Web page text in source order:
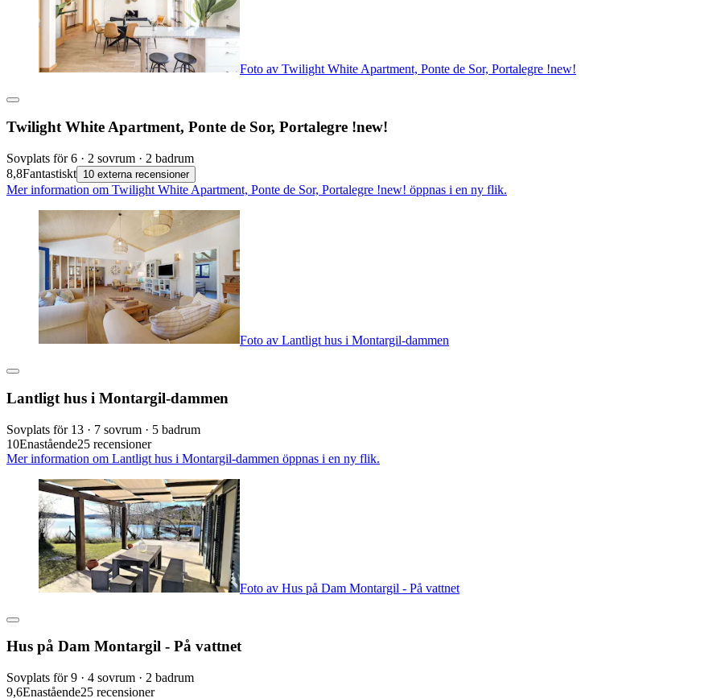
Foto av Twilight White Apartment, Ponte de Sor, Portalegre !new!
Twilight White Apartment, Ponte de Sor, Portalegre !new!
Sovplats för 6 · 2 sovrum · 2 badrum
8,8Fantastiskt 10 externa recensioner
Mer information om Twilight White Apartment, Ponte de Sor, Portalegre !new! öppnas i en ny flik.
Foto av Lantligt hus i Montargil-dammen
Lantligt hus i Montargil-dammen
Sovplats för 13 · 7 sovrum · 5 badrum
10Enastående25 recensioner
Mer information om Lantligt hus i Montargil-dammen öppnas i en ny flik.
Foto av Hus på Dam Montargil - På vattnet
Hus på Dam Montargil - På vattnet
Sovplats för 9 · 4 sovrum · 2 badrum
9,6Enastående25 recensioner